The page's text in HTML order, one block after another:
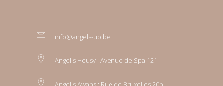
info@angels-up.be
Angel's Heusy : Avenue de Spa 121
Angel's Awans : Rue de Bruxelles 20b